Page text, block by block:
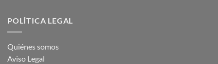
POLÍTICA LEGAL
Quiénes somos
Aviso Legal